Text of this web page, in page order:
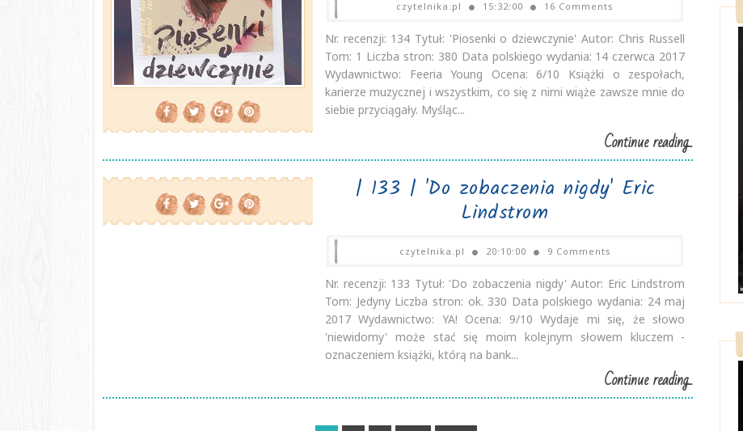
czytelnika.pl 15:32:00 16 Comments
Nr. recenzji: 134 Tytuł: 'Piosenki o dziewczynie' Autor: Chris Russell
Tom: 1 Liczba stron: 380 Data polskiego wydania: 14 czerwca 2017
Wydawnictwo: Feeria Young Ocena: 6/10 Książki o zespołach,
karierze muzycznej i wszystkim, co się z nimi wiąże zawsze mnie do
siebie przyciągały. Myśląc...
Continue reading...
| 133 | 'Do zobaczenia nigdy' Eric
Lindstrom
czytelnika.pl 20:10:00 9 Comments
Nr. recenzji: 133 Tytuł: 'Do zobaczenia nigdy' Autor: Eric Lindstrom
Tom: Jedyny Liczba stron: ok. 330 Data polskiego wydania: 24 maj
2017 Wydawnictwo: YA! Ocena: 9/10 Wydaje mi się, że słowo
'niewidomy' może stać się moim kolejnym słowem kluczem -
oznaczeniem książki, którą na bank...
Continue reading...